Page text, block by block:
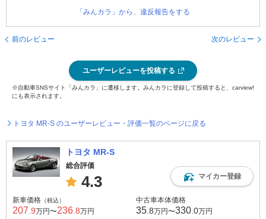
「みんカラ」から、違反報告をする
前のレビュー 次のレビュー
ユーザーレビューを投稿する
※自動車SNSサイト「みんカラ」に遷移します。みんカラに登録して投稿すると、carview!
にも表示されます。
トヨタ MR-S のユーザーレビュー・評価一覧のページに戻る
トヨタ MR-S
総合評価
4.3 マイカー登録
新車価格 （税込）
207 .9万円〜236 .8万円
中古車本体価格
35 .8万円〜330 .0万円